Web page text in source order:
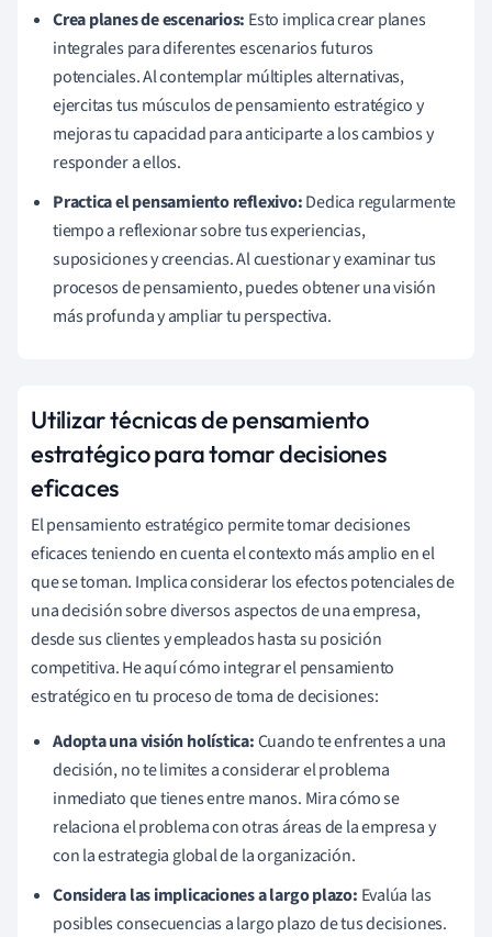
Crea planes de escenarios: Esto implica crear planes
integrales para diferentes escenarios futuros
potenciales. Al contemplar múltiples alternativas,
ejercitas tus músculos de pensamiento estratégico y
mejoras tu capacidad para anticiparte a los cambios y
responder a ellos.
Practica el pensamiento reflexivo:Dedica regularmente
tiempo a reflexionar sobre tus experiencias,
suposiciones y creencias. Al cuestionar y examinar tus
procesos de pensamiento, puedes obtener una visión
más profunda y ampliar tu perspectiva.
Utilizar técnicas de pensamiento
estratégico para tomar decisiones
eficaces
El pensamiento estratégico permite tomar decisiones
eficaces teniendo en cuenta el contexto más amplio en el
que se toman. Implica considerar los efectos potenciales de
una decisión sobre diversos aspectos de una empresa,
desde sus clientes y empleados hasta su posición
competitiva. He aquí cómo integrar el pensamiento
estratégico en tu proceso de toma de decisiones:
Adopta una visión holística:Cuando te enfrentes a una
decisión, no te limites a considerar el problema
inmediato que tienes entre manos. Mira cómo se
relaciona el problema con otras áreas de la empresa y
con la estrategia global de la organización.
Considera las implicaciones a largo plazo: Evalúa las
posibles consecuencias a largo plazo de tus decisiones.